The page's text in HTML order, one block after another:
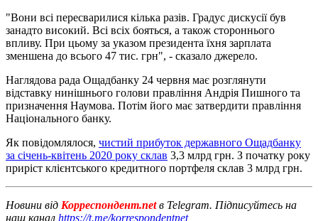
"Вони всі пересварилися кілька разів. Градус дискусії був
занадто високий. Всі всіх бояться, а також стороннього
впливу. При цьому за указом президента їхня зарплата
зменшена до всього 47 тис. грн", - сказало джерело.
Наглядова рада Ощадбанку 24 червня має розглянути
відставку нинішнього голови правління Андрія Пишного та
призначення Наумова. Потім його має затвердити правління
Національного банку.
Як повідомлялося, чистий прибуток державного Ощадбанку
за січень-квітень 2020 року склав 3,3 млрд грн. З початку року
приріст клієнтського кредитного портфеля склав 3 млрд грн.
Новини від Корреспондент.netв Telegram. Підписуйтесь на
наш канал https://t.me/korrespondentnet